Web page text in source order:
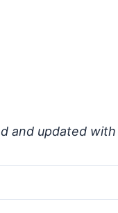
and updated